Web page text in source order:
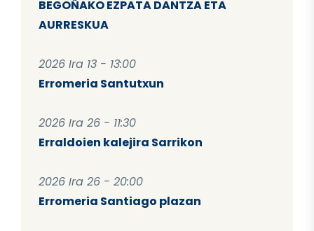
BEGOÑAKO EZPATA DANTZA ETA
AURRESKUA
2026 Ira 13 - 13:00
Erromeria Santutxun
2026 Ira 26 - 11:30
Erraldoien kalejira Sarrikon
2026 Ira 26 - 20:00
Erromeria Santiago plazan